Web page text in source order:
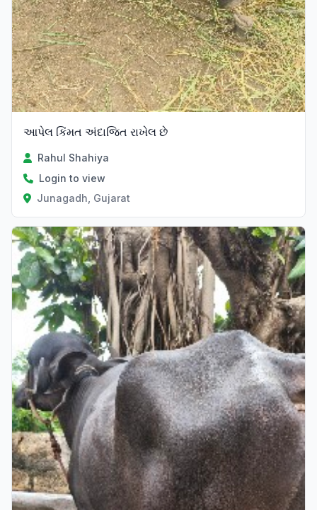
આપેલ કિંમત અંદાજિત રાખેલ છે
Rahul Shahiya
Login to view
Junagadh, Gujarat